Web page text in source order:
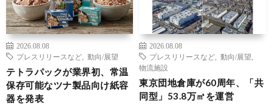
2026.08.08
プレスリリースなど
動向/展望
テトラパックが業界初、常温
保存可能なツナ製品向け紙容
器を発表
2026.08.08
プレスリリースなど
動向/展望
物流施設
東京団地倉庫が60周年、「共
同型」53.8万㎡を運営